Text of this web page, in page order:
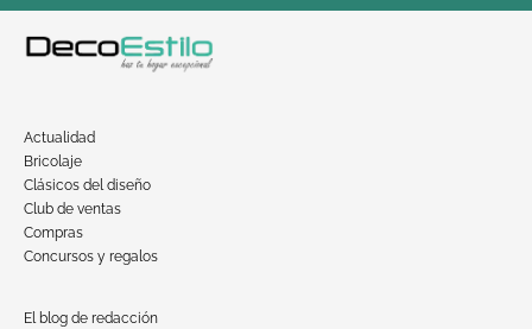
Actualidad
Bricolaje
Clásicos del diseño
Club de ventas
Compras
Concursos y regalos
El blog de redacción